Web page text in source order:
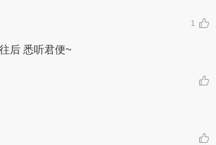
1
后 悉听君便~